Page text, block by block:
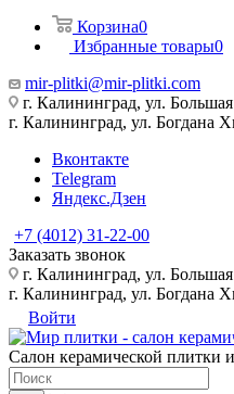
Корзина0
Избранные товары0
mir-plitki@mir-plitki.com
г. Калининград, ул.
г. Калининград, ул. Богдана
Вконтакте
Telegram
Яндекс.Дзен
+7 (4012) 31-22-00
Заказать звонок
г. Калининград, ул.
г. Калининград, ул. Богдана
Войти
Салон керамической плитки